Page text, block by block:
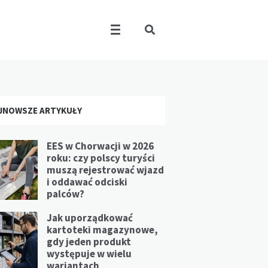
ARTYKUŁY
EES w Chorwacji w 2026
roku: czy polscy turyści
muszą rejestrować wjazd
i oddawać odciski
palców?
Jak uporządkować
kartoteki magazynowe,
gdy jeden produkt
występuje w wielu